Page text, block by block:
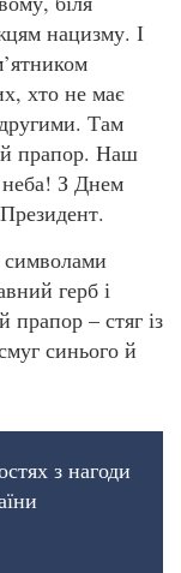
нацизму. І
хто не має
Там
прапор. Наш
неба! З Днем
символами
герб і
– стяг із
синього й
з нагоди